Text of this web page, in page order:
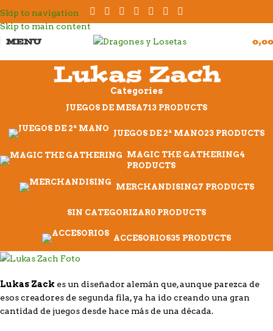
Skip to navigation
Skip to main content
MENU 0,00
Lukas Zach
Categories
JUEGOS DE MESA713 PRODUCTS
JUEGOS DE 2ª MANO23 PRODUCTS
MAGIC THE GATHERING4
PRODUCTS
MERCHANDISING7 PRODUCTS
SIN CATEGORIZAR0 PRODUCTS
ACCESORIOS35 PRODUCTS
Lukas Zack es un diseñador alemán que, aunque parezca de
esos creadores de segunda fila, ya ha ido creando una gran
cantidad de juegos desde hace más de una década.